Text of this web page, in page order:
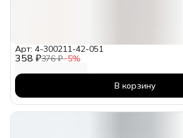
358 ₽376 ₽−5%
Арт: 4-300211-42-051
В корзину